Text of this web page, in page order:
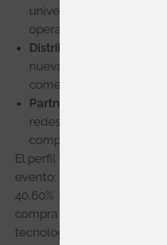
universidades,
operadores de espacios.
Distribuidores y
nuevas marcas,
comerciales.
Partners tecnologicos
redes,
complementarios.
El perfil del publico
evento: segun el
40,60% de los visitantes
compra y otro 30,57%
tecnologias. En otras